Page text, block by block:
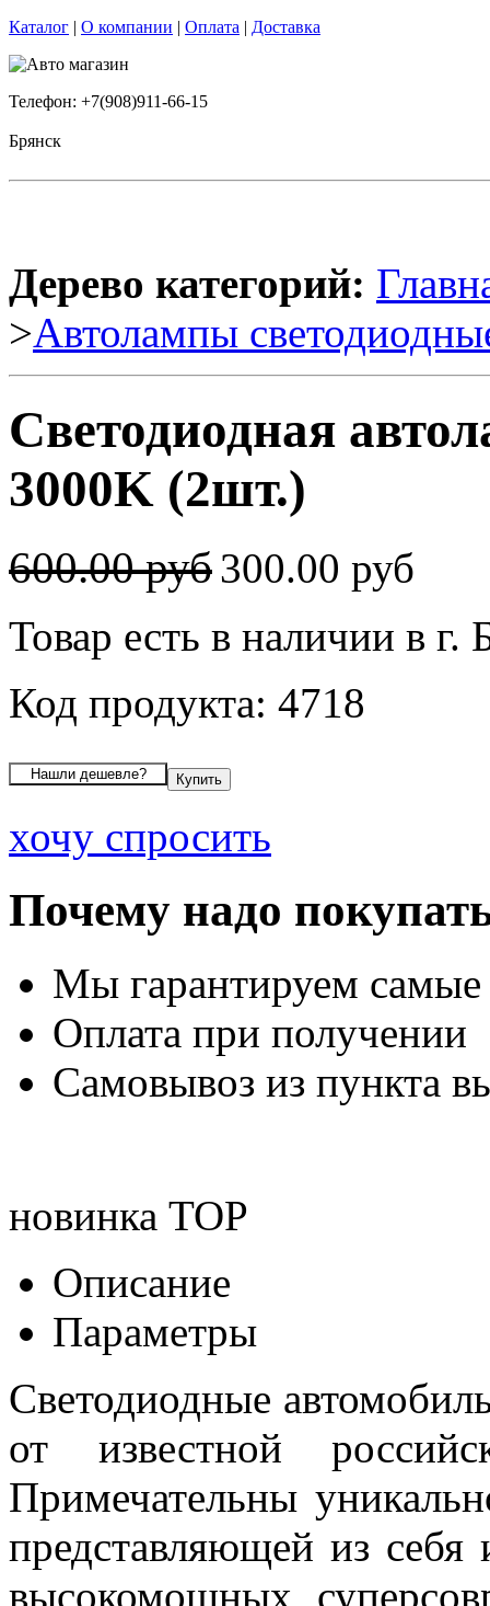
Каталог | О компании | Оплата | Доставка
Телефон: +7(908)911-66-15
Брянск
Дерево категорий:
>Автолампы
Светодиодная
3000K (2шт.)
600.00 руб300.00 руб
Товар есть в наличии в г.
Код продукта: 4718
хочу спросить
Почему надо
Мы гарантируем
Оплата при получении
Самовывоз из пункта
новинка TOP
Описание
Параметры
Светодиодные
от известной
Примечательны
представляющей из себя
высокомощных